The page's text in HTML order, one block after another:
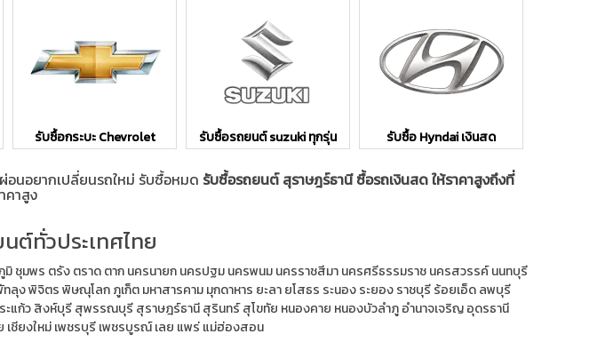
รับซื้อกระบะ Chevrolet รับซื้อรถยนต์ suzuki ทุกรุ่น รับซื้อ Hyndai เงินสด
อนอยากเปลี่ยนรถใหม่ รับซื้อหมด รับซื้อรถยนต์ สุราษฎร์ธานี ซื้อรถเงินสด ให้ราคาสูงถึงที่
คาสูง
ต์ทั่วประเทศไทย
มิ ชุมพร ตรัง ตราด ตาก นครนายก นครปฐม นครพนม นครราชสีมา นครศรีธรรมราช นครสวรรค์ นนทบุรี
ลุงพิจิตรพิษณุโลก ภูเก็ต มหาสารคาม มุกดาหาร ยะลา ยโสธร ระนอง ระยอง ราชบุรี ร้อยเอ็ด ลพบุรี
ะแก้วสิงห์บุรีสุพรรณบุรีสุราษฎร์ธานีสุรินทร์สุโขทัย หนองคาย หนองบัวลำภูอำนาจเจริญอุดรธานี
เชียงใหม่ เพชรบุรี เพชรบูรณ์ เลย แพร่ แม่ฮ่องสอน